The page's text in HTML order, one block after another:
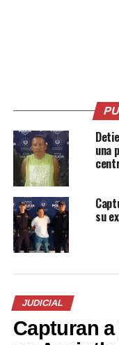
FOTO – Hombre golpea
esposa y ella lo envía al
hospital en Usulután
25 junio, 2018
RELATED TOPICS:
una
su
JUDICIAL
Capturan